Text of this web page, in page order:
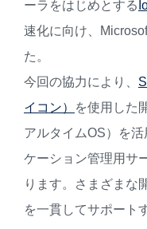
ーラをはじめとする
速化に向け、
た。
今回の協力により、
イコン）
を使用した
アルタイムOS）を
ケーション管理用サ
ります。さまざまな
を一貫してサポート